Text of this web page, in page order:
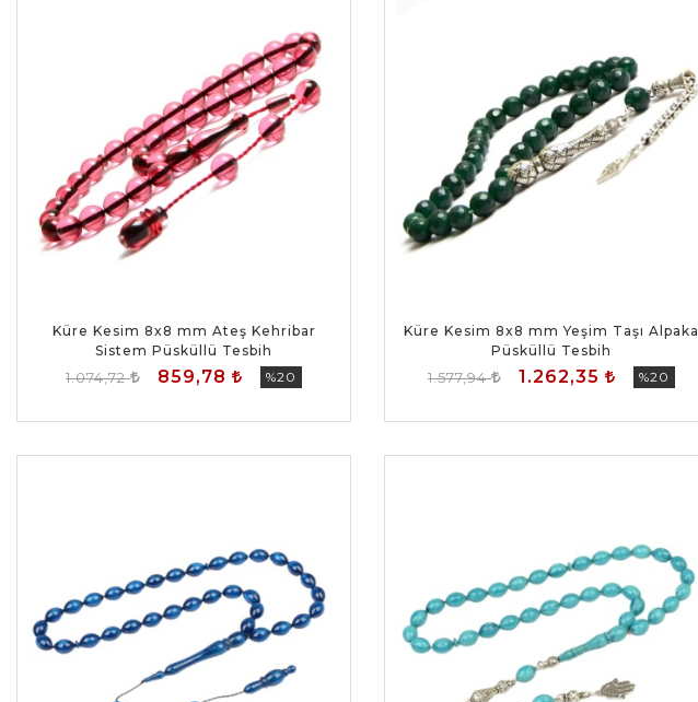
Küre Kesim 8x8 mm Ateş Kehribar
Sistem Püsküllü Tesbih
1.074,72 859,78 %20
Küre Kesim 8x8 mm Yeşim Taşı Alpaka
Püsküllü Tesbih
1.577,94 1.262,35 %20